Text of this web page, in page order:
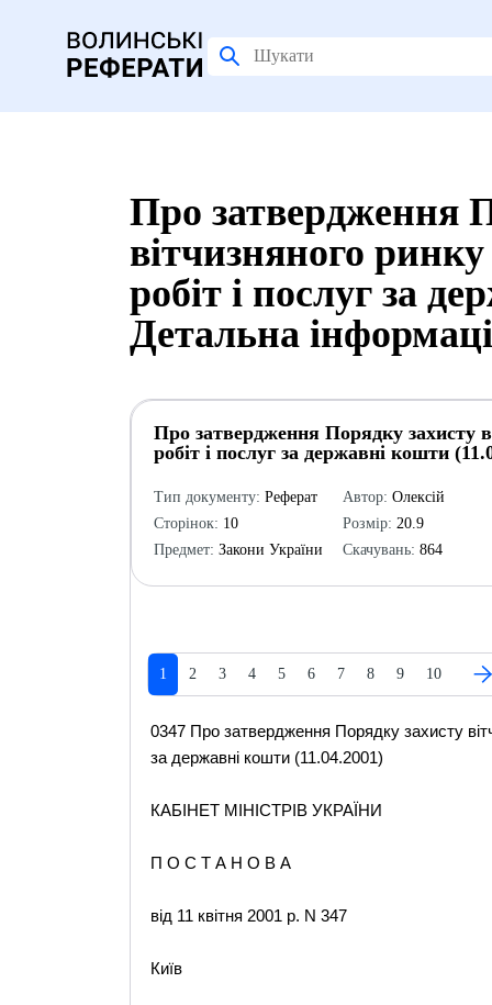
Про затвердження
вітчизняного ринку
робіт і послуг за
Детальна
Про затвердження Порядку захисту
робіт і послуг за державні кошти
Тип документу: Реферат
Сторінок: 10
Предмет: Закони України
Автор: Олексій
Розмір: 20.9
Скачувань: 864
1 2 3 4 5 6 7 8 9 10
0347 Про затвердження Порядку захисту
за державні кошти (11.04.2001)
КАБІНЕТ МІНІСТРІВ УКРАЇНИ
П О С Т А Н О В А
від 11 квітня 2001 р. N 347
Київ